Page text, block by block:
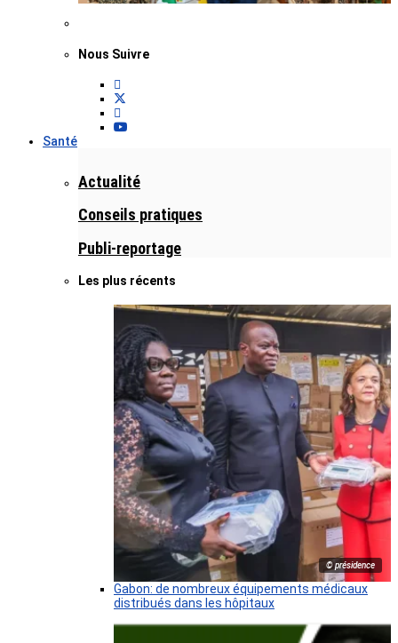
Nous Suivre
Santé
Actualité
Conseils pratiques
Publi-reportage
Les plus récents
© présidence
Gabon: de nombreux équipements médicaux
distribués dans les hôpitaux